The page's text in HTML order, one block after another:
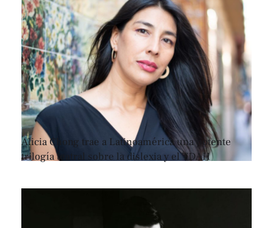
Alicia Chong trae a Latinoamérica una potente
trilogía teatral sobre la dislexia y el TDAH